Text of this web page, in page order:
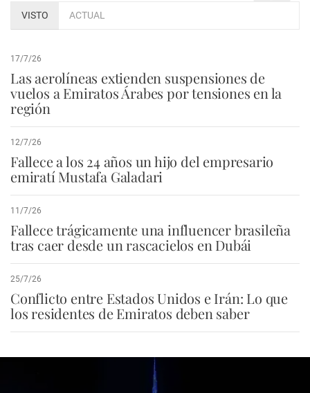
VISTO ACTUAL
17/7/26
Las aerolíneas extienden suspensiones de
vuelos a Emiratos Árabes por tensiones en la
región
12/7/26
Fallece a los 24 años un hijo del empresario
emiratí Mustafa Galadari
11/7/26
Fallece trágicamente una influencer brasileña
tras caer desde un rascacielos en Dubái
25/7/26
Conflicto entre Estados Unidos e Irán: Lo que
los residentes de Emiratos deben saber